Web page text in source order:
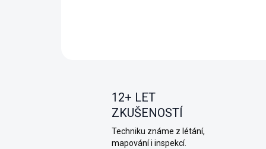
12+ LET
ZKUŠENOSTÍ
Techniku známe z létání,
mapování i inspekcí.